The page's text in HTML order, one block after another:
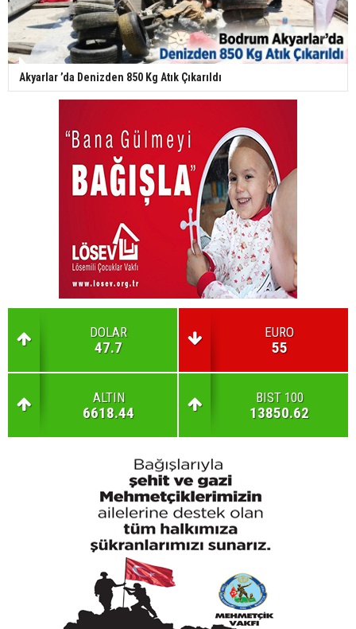
Akyarlar ’da Denizden 850 Kg Atık Çıkarıldı
DOLAR
47.7
EURO
55
ALTIN
6618.44
BIST 100
13850.62